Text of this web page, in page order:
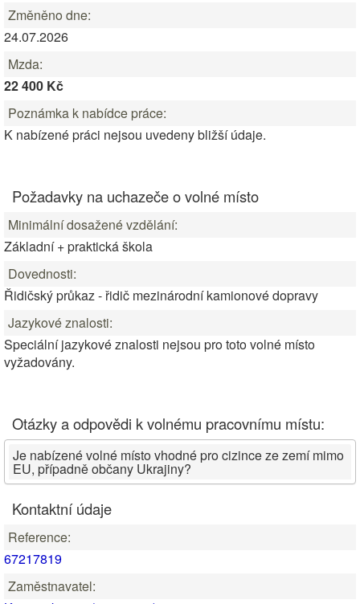
Změněno dne:
24.07.2026
Mzda:
22 400 Kč
Poznámka k nabídce práce:
K nabízené práci nejsou uvedeny bližší údaje.
Požadavky na uchazeče o volné místo
Minimální dosažené vzdělání:
Základní + praktická škola
Dovednosti:
Řidičský průkaz - řidič mezinárodní kamionové dopravy
Jazykové znalosti:
Speciální jazykové znalosti nejsou pro toto volné místo
vyžadovány.
Otázky a odpovědi k volnému pracovnímu místu:
Je nabízené volné místo vhodné pro cizince ze zemí mimo
EU, případně občany Ukrajiny?
Kontaktní údaje
Reference:
67217819
Zaměstnavatel: